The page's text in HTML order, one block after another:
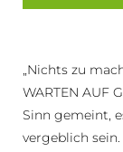
„Nichts zu
WARTEN AUF
Sinn gemeint,
vergeblich sein.